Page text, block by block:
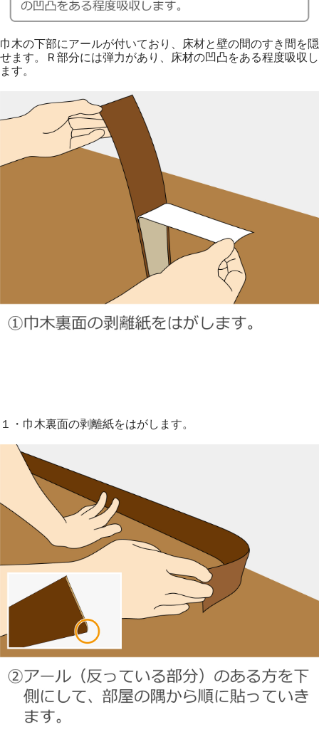
巾木の下部にアールが付いており、床材と壁の間のすき間を隠
せます。Ｒ部分には弾力があり、床材の凹凸をある程度吸収し
ます。
１・巾木裏面の剥離紙をはがします。